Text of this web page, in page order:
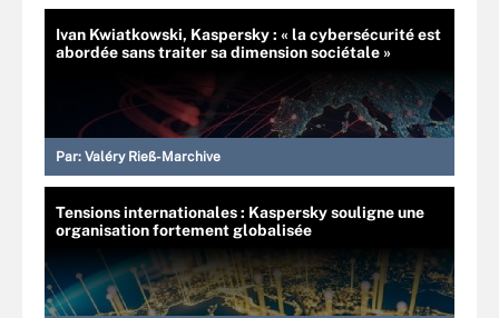
Ivan Kwiatkowski, Kaspersky : « la cybersécurité est
abordée sans traiter sa dimension sociétale »
Par: Valéry Rieß-Marchive
Tensions internationales : Kaspersky souligne une
organisation fortement globalisée